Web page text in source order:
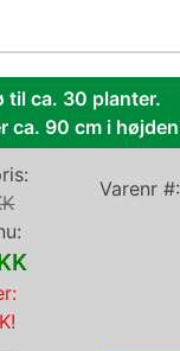
til ca. 30 planter.
ca. 90 cm i højden
Varenr #:
!